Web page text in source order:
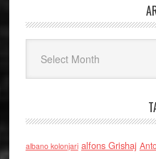
albano kolonjari alfons Grishaj